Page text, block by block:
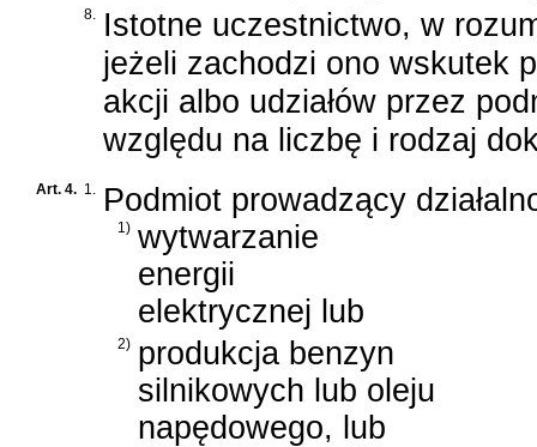
8. Istotne uczestnictwo, w
jeżeli zachodzi ono wskutek
akcji albo udziałów przez
względu na liczbę i rodzaj
Art. 4. 1. Podmiot prowadzący
1) wytwarzanie
energii
elektrycznej lub
2) produkcja benzyn
silnikowych lub oleju
napędowego, lub